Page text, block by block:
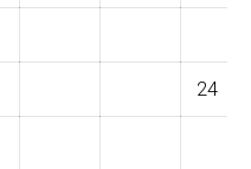
24